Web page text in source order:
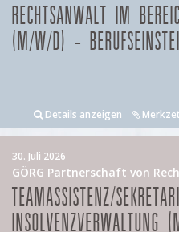
RECHTSANWALT IM
(M/W/D) –
Details anzeigen
30. Juli 2026
GÖRG Partnerschaft von
TEAMASSISTENZ/